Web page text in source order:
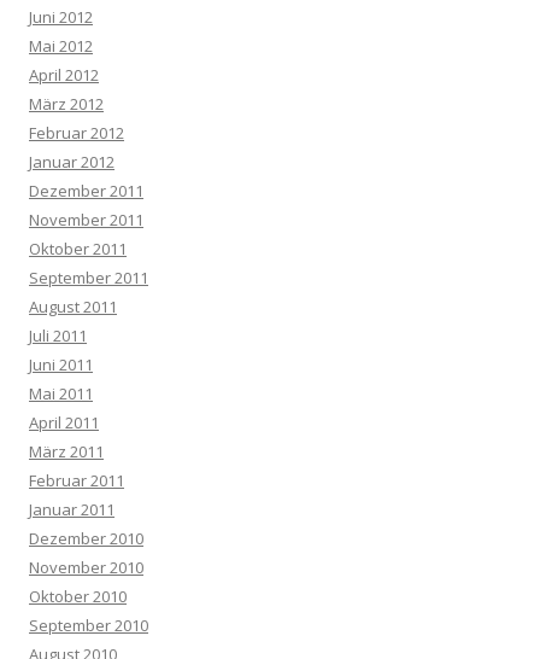
Juni 2012
Mai 2012
April 2012
März 2012
Februar 2012
Januar 2012
Dezember 2011
November 2011
Oktober 2011
September 2011
August 2011
Juli 2011
Juni 2011
Mai 2011
April 2011
März 2011
Februar 2011
Januar 2011
Dezember 2010
November 2010
Oktober 2010
September 2010
August 2010